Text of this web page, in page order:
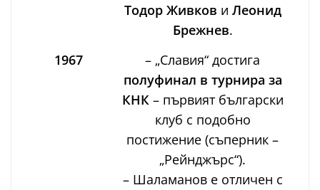
Тодор Живков и Леонид
Брежнев.
1967
– „Славия“ достига
полуфинал в турнира за
КНК– първият български
клуб с подобно
постижение (съперник –
„Рейнджърс“).
– Шаламанов е отличен с